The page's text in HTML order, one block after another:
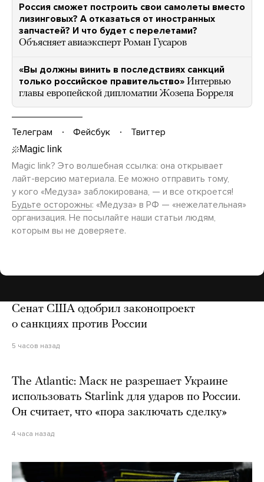
Россия сможет построить свои самолеты вместо
лизинговых? А отказаться от иностранных
запчастей? И что будет с перелетами?
Объясняет авиаэксперт Роман Гусаров
«Вы должны винить в последствиях санкций
только российское правительство» Интервью
главы европейской дипломатии Жозепа Борреля
Телеграм Фейсбук Твиттер
Magic link? Это волшебная ссылка: она открывает
лайт-версию материала. Ее можно отправить тому,
у кого «Медуза» заблокирована, — и все откроется!
Будьте осторожны: «Медуза» в РФ — «нежелательная»
организация. Не посылайте наши статьи людям,
которым вы не доверяете.
Сенат США одобрил законопроект
о санкциях против России
5 часов назад
The Atlantic: Маск не разрешает Украине
использовать Starlink для ударов по России.
Он считает, что «пора заключать сделку»
4 часа назад